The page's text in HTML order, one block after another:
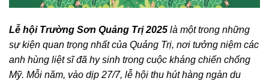
Lễ hội Trường Sơn Quảng Trị 2025 là một trong những
sự kiện quan trọng nhất của Quảng Trị, nơi tưởng niệm các
anh hùng liệt sĩ đã hy sinh trong cuộc kháng chiến chống
Mỹ. Mỗi năm, vào dịp 27/7, lễ hội thu hút hàng ngàn du